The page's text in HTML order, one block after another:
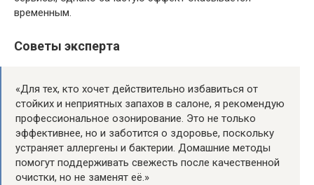
временным.
Советы эксперта
«Для тех, кто хочет действительно избавиться от
стойких и неприятных запахов в салоне, я рекомендую
профессиональное озонирование. Это не только
эффективнее, но и заботится о здоровье, поскольку
устраняет аллергены и бактерии. Домашние методы
помогут поддерживать свежесть после качественной
очистки, но не заменят её.»